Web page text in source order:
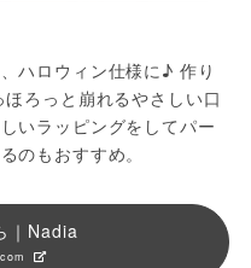
ハロウィン仕様に♪ 作り
ろっと崩れるやさしい口
いラッピングをしてパー
のもおすすめ。
｜Nadia